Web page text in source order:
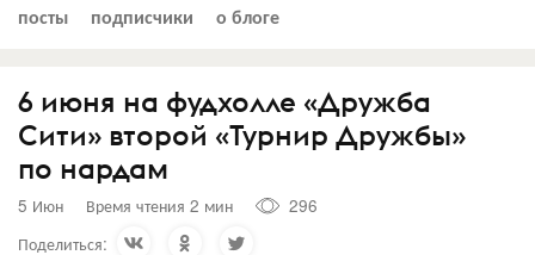
посты подписчики о блоге
6 июня на фудхолле «Дружба
Сити» второй «Турнир Дружбы»
по нардам
5 Июн Время чтения 2 мин
296
Поделиться: